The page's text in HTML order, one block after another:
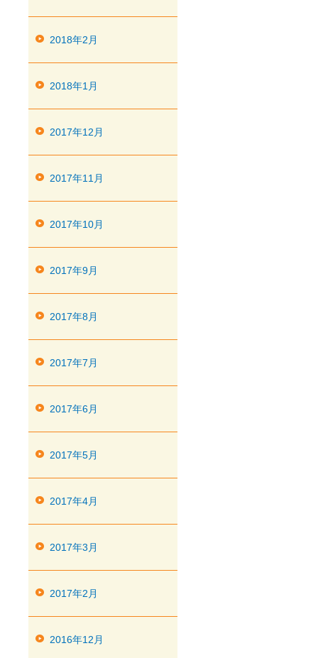
2018年2月
2018年1月
2017年12月
2017年11月
2017年10月
2017年9月
2017年8月
2017年7月
2017年6月
2017年5月
2017年4月
2017年3月
2017年2月
2016年12月